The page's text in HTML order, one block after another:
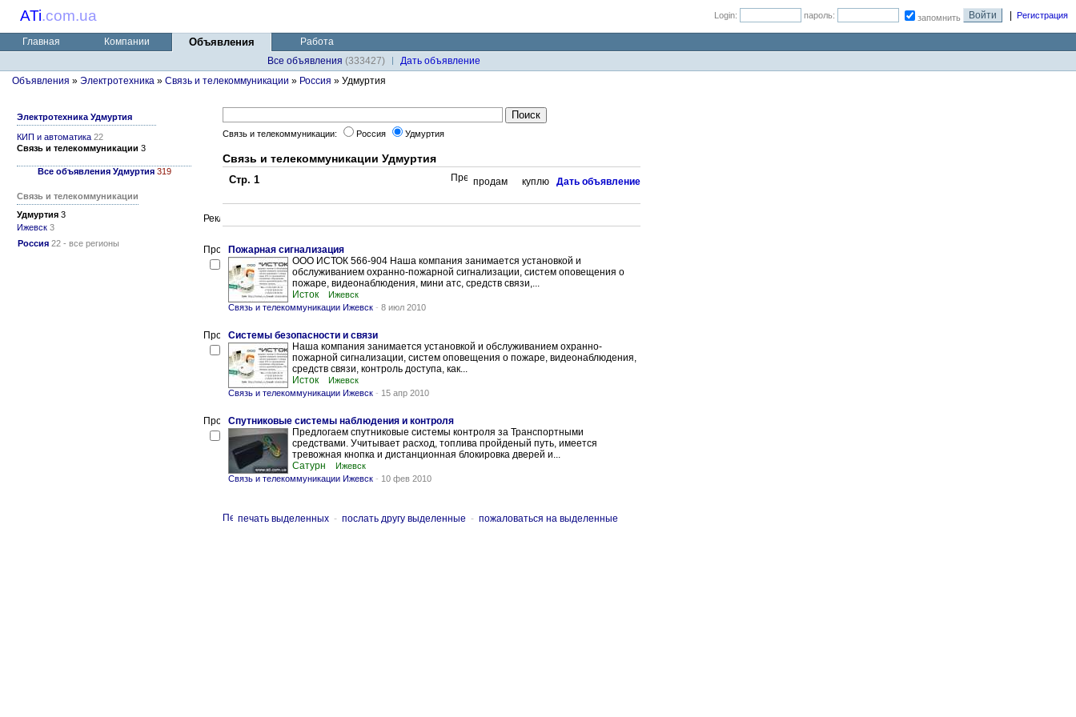
ATi.com.ua Login: пароль: запомнить Регистрация
Главная Компании Объявления
Работа
Все объявления (333427)
Дaть объявление
Объявления » Электротехника » Связь и телекоммуникации » Россия » Удмуртия
Электротехника Удмуртия
КИП и автоматика 22
Связь и телекоммуникации 3
Все объявления Удмуртия 319
Связь и телекоммуникации
Удмуртия 3
Ижевск 3
Россия 22 - все регионы
Связь и телекоммуникации: Россия Удмуртия
Связь и телекоммуникации Удмуртия
Стр. 1 продам куплю Дaть объявление
Пожарная сигнализация
ООО ИСТОК 566-904 Наша компания занимается установкой и
обслуживанием охранно-пожарной сигнализации, систем оповещения о
пожаре, видеонаблюдения, мини атс, средств связи,...
Исток
Ижевск
Связь и телекоммуникации Ижевск - 8 июл 2010
Системы безопасности и связи
Наша компания занимается установкой и обслуживанием охранно-
пожарной сигнализации, систем оповещения о пожаре, видеонаблюдения,
средств связи, контроль доступа, как...
Исток
Ижевск
Связь и телекоммуникации Ижевск - 15 апр 2010
Спутниковые системы наблюдения и контроля
Предлогаем спутниковые системы контроля за Транспортными
средствами. Учитывает расход, топлива пройденый путь, имеется
тревожная кнопка и дистанционная блокировка дверей и...
Сатурн
Ижевск
Связь и телекоммуникации Ижевск - 10 фев 2010
печать выделенных - послать другу выделенные - пожаловаться на выделенные